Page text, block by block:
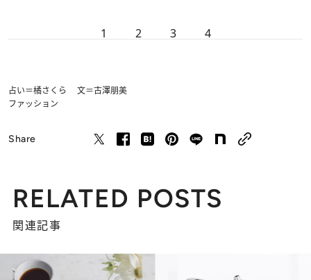
1 2 3 4
占い＝橘さくら 文＝古澤朋美
ファッション
Share
RELATED POSTS
関連記事